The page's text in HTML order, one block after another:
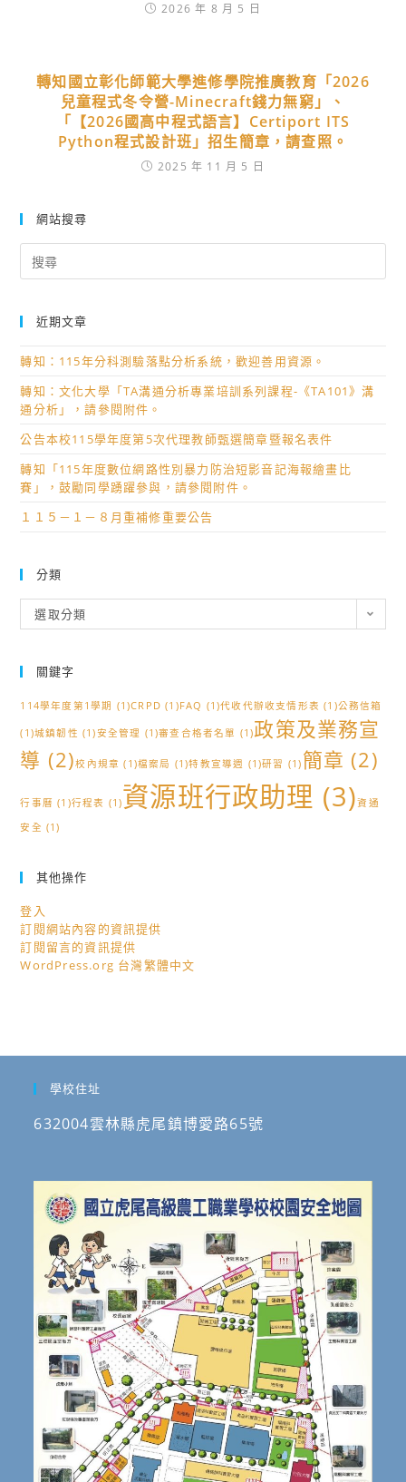
2026 年 8 月 5 日
轉知國立彰化師範大學進修學院推廣教育「2026
兒童程式冬令營-Minecraft錢力無窮」、
「【2026國高中程式語言】Certiport ITS
Python程式設計班」招生簡章，請查照。
2025 年 11 月 5 日
網站搜尋
for:
近期文章
轉知：115年分科測驗落點分析系統，歡迎善用資源。
轉知：文化大學「TA溝通分析專業培訓系列課程-《TA101》溝
通分析」，請參閱附件。
公告本校115學年度第5次代理教師甄選簡章暨報名表件
轉知「115年度數位網路性別暴力防治短影音記海報繪畫比
賽」，鼓勵同學踴躍參與，請參閱附件。
１１５－１－８月重補修重要公告
分類
類
選取分類
關鍵字
114學年度第1學期 (1)CRPD (1)FAQ (1)代收代辦收支情形表 (1)公務信箱
(1)城鎮韌性 (1)安全管理 (1)審查合格者名單 (1)政策及業務宣
導 (2)校內規章 (1)檔案局 (1)特教宣導週 (1)研習 (1) 簡章 (2)
行事曆 (1)行程表 (1)資源班行政助理 (3)資通
安全 (1)
其他操作
登入
訂閱網站內容的資訊提供
訂閱留言的資訊提供
WordPress.org 台灣繁體中文
學校住址
632004雲林縣虎尾鎮博愛路65號